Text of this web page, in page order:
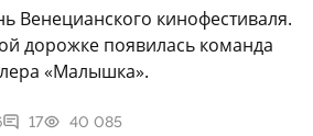
Венецианского кинофестиваля.
дорожке появилась команда
«Малышка».
17 40 085